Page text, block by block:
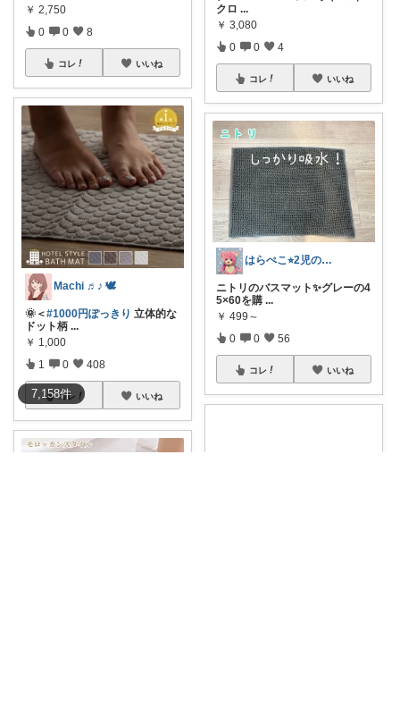
7,158件
￥ 2,750
0 0 8
コレ いいね
Machi ♬♪ 🕊
🌞＜#1000円ぽっきり 立体的な
ドット柄 ...
￥ 1,000
1 0 408
コレ いいね
クロ ...
￥ 3,080
0 0 4
コレ いいね
はらぺこ⭐︎2児のママ
ニトリのバスマット✨グレーの4
5×60を購 ...
￥ 499～
0 0 56
コレ いいね